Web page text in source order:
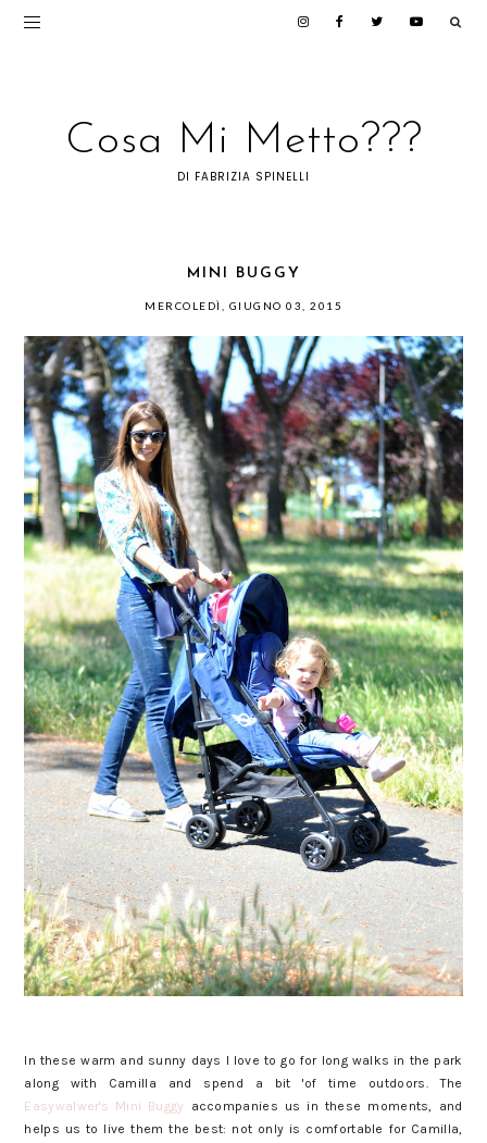
Cosa Mi Metto???
DI FABRIZIA SPINELLI
MINI BUGGY
MERCOLEDÌ, GIUGNO 03, 2015
In these warm and sunny days I love to go for long walks in the park
along with Camilla and spend a bit 'of time outdoors. The
Easywalwer's Mini Buggy
accompanies us in these moments, and
helps us to live them the best: not only is comfortable for Camilla,